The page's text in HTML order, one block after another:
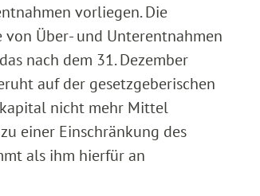
vorliegen. Die
von Über- und Unterentnahmen
nach dem 31. Dezember
auf der gesetzgeberischen
nicht mehr Mittel
einer Einschränkung des
als ihm hierfür an